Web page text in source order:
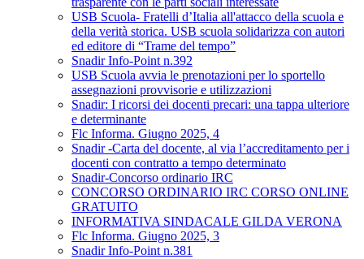
USB Scuola- Fratelli d’Italia all'attacco della scuola e
della verità storica. USB scuola solidarizza con autori
ed editore di “Trame del tempo”
Snadir Info-Point n.392
USB Scuola avvia le prenotazioni per lo sportello
assegnazioni provvisorie e utilizzazioni
Snadir: I ricorsi dei docenti precari: una tappa ulteriore
e determinante
Flc Informa. Giugno 2025, 4
Snadir -Carta del docente, al via l’accreditamento per i
docenti con contratto a tempo determinato
Snadir-Concorso ordinario IRC
CONCORSO ORDINARIO IRC CORSO ONLINE
GRATUITO
INFORMATIVA SINDACALE GILDA VERONA
Flc Informa. Giugno 2025, 3
Snadir Info-Point n.381